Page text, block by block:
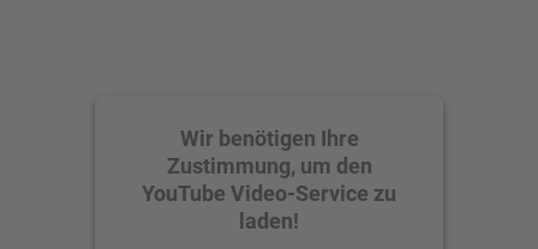
Wir benötigen Ihre
Zustimmung, um den
YouTube Video-Service zu
laden!